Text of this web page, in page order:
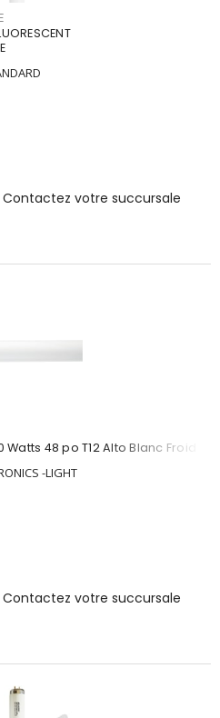
votre succursale
48 po T12 Alto Blanc Froid
-LIGHT
votre succursale